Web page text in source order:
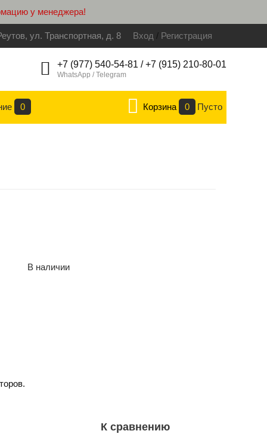
у менеджера!
ул. Транспортная, д. 8 Вход / Регистрация
+7 (977) 540-54-81 / +7 (915) 210-80-01
WhatsApp / Telegram
0 Корзина 0 Пусто
В наличии
К сравнению